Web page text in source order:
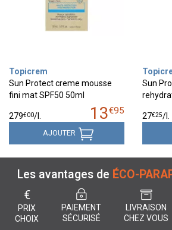
Topicrem
Sun Protect creme mousse
fini mat SPF50 50ml
13€95
279€00/
AJOUTER
Sun
27€25/
Les avantages de ÉCO-
€
PRIX
CHOIX
PAIEMENT
SÉCURISÉ
LIVRAISON
CHEZ VOUS